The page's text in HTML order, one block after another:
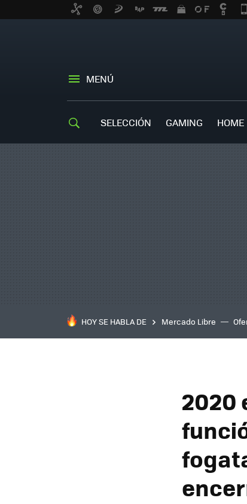
MENÚ
SELECCIÓN GAMING HOME
HOY SE HABLA DE Mercado Libre
2020